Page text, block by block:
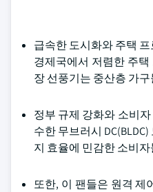
급속한 도시화와 주택
경제국에서 저렴한 주
장 선풍기는 중산층 가
정부 규제 강화와 소비
수한 무브러시
지 효율에 민감한 소비
또한, 이 팬들은 원격 제